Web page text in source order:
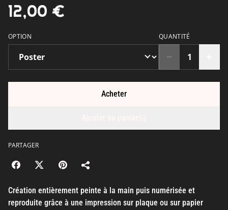
12,00 €
OPTION QUANTITÉ
Acheter
PARTAGER
Création entièrement peinte à la main puis numérisée et
reproduite grâce à une impression sur plaque ou sur papier